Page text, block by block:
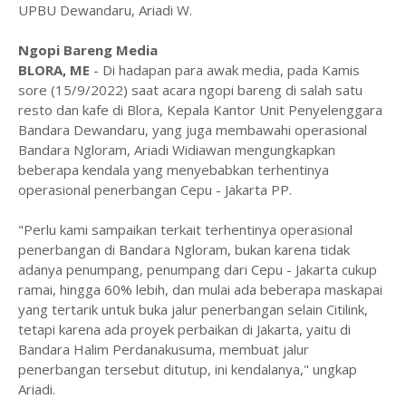
UPBU Dewandaru, Ariadi W.
Ngopi Bareng Media
BLORA, ME - Di hadapan para awak media, pada Kamis
sore (15/9/2022) saat acara ngopi bareng di salah satu
resto dan kafe di Blora, Kepala Kantor Unit Penyelenggara
Bandara Dewandaru, yang juga membawahi operasional
Bandara Ngloram, Ariadi Widiawan mengungkapkan
beberapa kendala yang menyebabkan terhentinya
operasional penerbangan Cepu - Jakarta PP.
"Perlu kami sampaikan terkait terhentinya operasional
penerbangan di Bandara Ngloram, bukan karena tidak
adanya penumpang, penumpang dari Cepu - Jakarta cukup
ramai, hingga 60% lebih, dan mulai ada beberapa maskapai
yang tertarik untuk buka jalur penerbangan selain Citilink,
tetapi karena ada proyek perbaikan di Jakarta, yaitu di
Bandara Halim Perdanakusuma, membuat jalur
penerbangan tersebut ditutup, ini kendalanya," ungkap
Ariadi.